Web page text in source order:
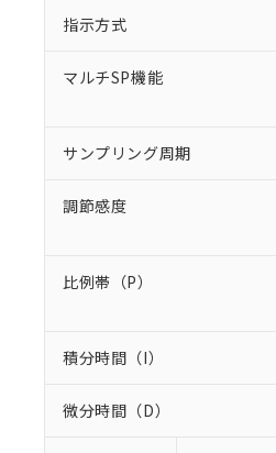
指示方式
マルチSP機能
サンプリング周期
調節感度
比例帯（P）
積分時間（I）
微分時間（D）